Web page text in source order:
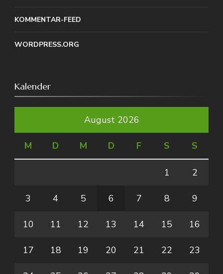
KOMMENTAR-FEED
WORDPRESS.ORG
Kalender
August 2026
M D M D F S S
1 2
3 4 5 6 7 8 9
10 11 12 13 14 15 16
17 18 19 20 21 22 23